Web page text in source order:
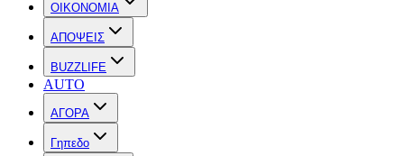
OIKONOMIA
ΑΠΟΨΕΙΣ
BUZZLIFE
AUTO
ΑΓΟΡΑ
Γηπεδο